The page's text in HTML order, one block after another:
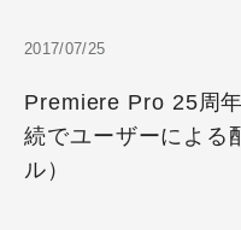
2017/07/25
Premiere Pro 25周
続でユーザーによる
ル）